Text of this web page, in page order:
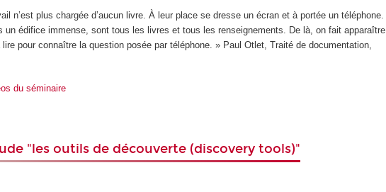
n’est plus chargée d’aucun livre. À leur place se dresse un écran et à portée un téléphone.
un édifice immense, sont tous les livres et tous les renseignements. De là, on fait apparaître
lire pour connaître la question posée par téléphone. » Paul Otlet, Traité de documentation,
du séminaire
"les outils de découverte (discovery tools)"